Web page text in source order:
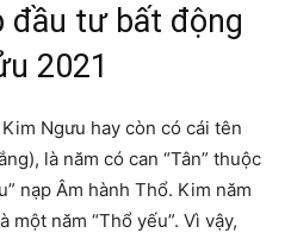
đầu tư bất động
2021
Ngưu hay còn có cái tên
là năm có can “Tân” thuộc
nạp Âm hành Thổ. Kim năm
năm “Thổ yếu”. Vì vậy,